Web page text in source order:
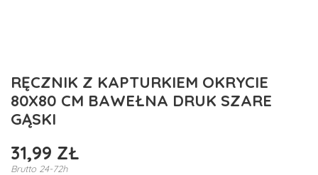
RĘCZNIK Z KAPTURKIEM OKRYCIE
80X80 CM BAWEŁNA DRUK SZARE
GĄSKI
31,99 ZŁ
Brutto 24-72h